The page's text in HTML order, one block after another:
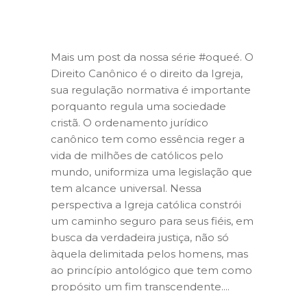
Mais um post da nossa série #oqueé. O
Direito Canônico é o direito da Igreja,
sua regulação normativa é importante
porquanto regula uma sociedade
cristã. O ordenamento jurídico
canônico tem como essência reger a
vida de milhões de católicos pelo
mundo, uniformiza uma legislação que
tem alcance universal. Nessa
perspectiva a Igreja católica constrói
um caminho seguro para seus fiéis, em
busca da verdadeira justiça, não só
àquela delimitada pelos homens, mas
ao princípio antológico que tem como
propósito um fim transcendente....